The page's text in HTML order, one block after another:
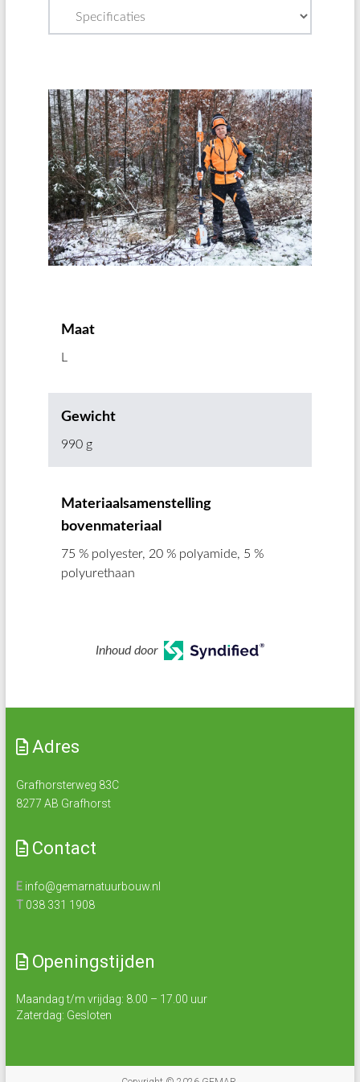
Maat
Gewicht
990 g
Materiaalsamenstelling
bovenmateriaal
75 % polyester, 20 % polyamide, 5 %
polyurethaan
Inhoud door
Adres
Grafhorsterweg 83C
8277 AB Grafhorst
Contact
E info@gemarnatuurbouw.nl
T 038 331 1908
Openingstijden
Maandag t/m vrijdag: 8.00 – 17.00 uur
Zaterdag: Gesloten